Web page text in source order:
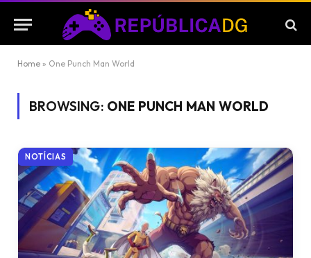
Home » One Punch Man World
BROWSING: ONE PUNCH MAN WORLD
NOTÍCIAS